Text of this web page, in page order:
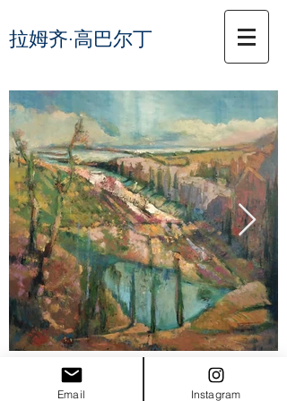
拉姆齐·高巴尔丁
Email Instagram